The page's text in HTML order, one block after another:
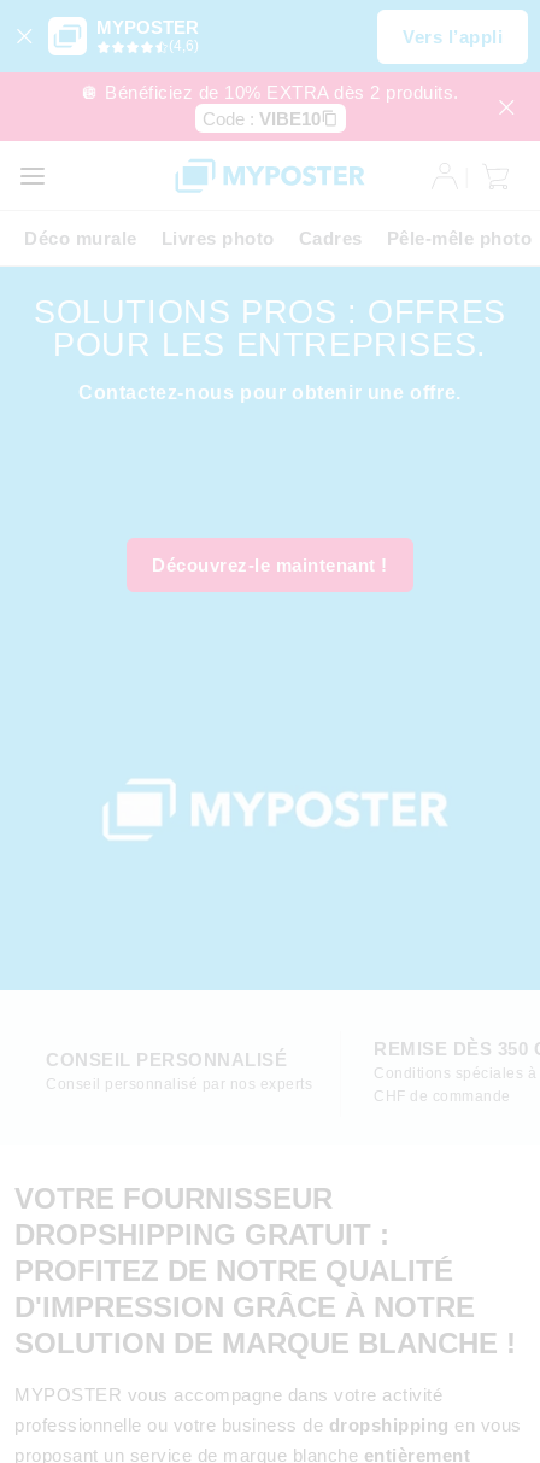
MYPOSTER
(4,6) Vers l’appli
🪩 Bénéficiez de 10% EXTRA dès 2 produits.
Code : VIBE10
Déco murale Livres photo Cadres Pêle-mêle photo
SOLUTIONS PROS : OFFRES
POUR LES ENTREPRISES.
Contactez-nous pour obtenir une offre.
Découvrez-le maintenant !
CONSEIL PERSONNALISÉ
Conseil personnalisé par nos experts
REMISE DÈS 350
Conditions spéciales
CHF de commande
VOTRE FOURNISSEUR
DROPSHIPPING GRATUIT :
PROFITEZ DE NOTRE QUALITÉ
D'IMPRESSION GRÂCE À NOTRE
SOLUTION DE MARQUE BLANCHE !
MYPOSTER vous accompagne dans votre activité
professionnelle ou votre business de dropshipping en vous
proposant un service de marque blanche entièrement